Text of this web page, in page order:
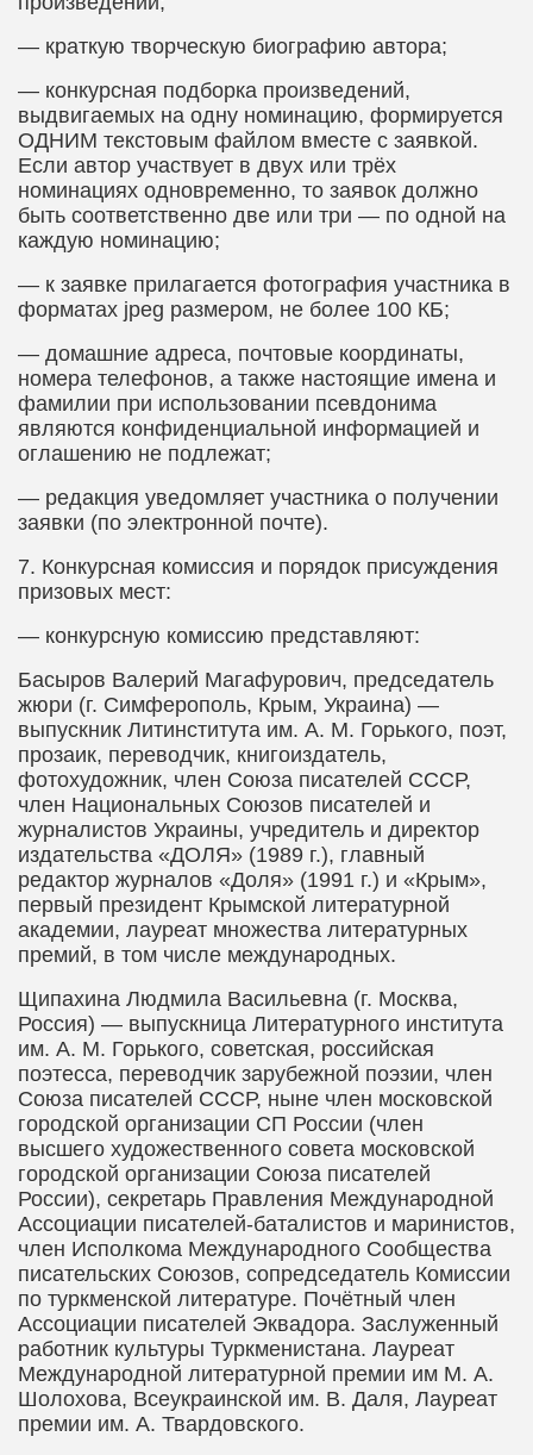
— краткую творческую биографию автора;
— конкурсная подборка произведений,
выдвигаемых на одну номинацию, формируется
ОДНИМ текстовым файлом вместе с заявкой.
Если автор участвует в двух или трёх
номинациях одновременно, то заявок должно
быть соответственно две или три — по одной на
каждую номинацию;
— к заявке прилагается фотография участника в
форматах jpeg размером, не более 100 КБ;
— домашние адреса, почтовые координаты,
номера телефонов, а также настоящие имена и
фамилии при использовании псевдонима
являются конфиденциальной информацией и
оглашению не подлежат;
— редакция уведомляет участника о получении
заявки (по электронной почте).
7.​ Конкурсная комиссия и порядок присуждения
призовых мест:
— конкурсную комиссию представляют:
Басыров Валерий Магафурович, председатель
жюри (г. Симферополь, Крым, Украина) —
выпускник Литинститута им. А. М. Горького, поэт,
прозаик, переводчик, книгоиздатель,
фотохудожник, член Союза писателей СССР,
член Национальных Союзов писателей и
журналистов Украины, учредитель и директор
издательства «ДОЛЯ» (1989 г.), главный
редактор журналов «Доля» (1991 г.) и «Крым»,
первый президент Крымской литературной
академии, лауреат множества литературных
премий, в том числе международных.
Щипахина Людмила Васильевна (г. Москва,
Россия) — выпускница Литературного института
им. А. М. Горького, советская, российская
поэтесса, переводчик зарубежной поэзии, член
Союза писателей СССР, ныне член московской
городской организации СП России (член
высшего художественного совета московской
городской организации Союза писателей
России), секретарь Правления Международной
Ассоциации писателей-баталистов и маринистов,
член Исполкома Международного Сообщества
писательских Союзов, сопредседатель Комиссии
по туркменской литературе. Почётный член
Ассоциации писателей Эквадора. Заслуженный
работник культуры Туркменистана. Лауреат
Международной литературной премии им М. А.
Шолохова, Всеукраинской им. В. Даля, Лауреат
премии им. А. Твардовского.